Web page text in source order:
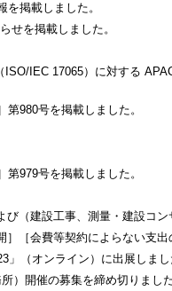
を掲載しました。
せを掲載しました。
IEC 17065）に対する
980号を掲載しました。
979号を掲載しました。
（建設工事、測量・建設コ
［会費等契約によらない支
」（オンライン）に出展しまし
）開催の募集を締め切りました